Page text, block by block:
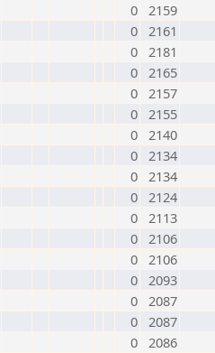
0 2159
0 2161
0 2181
0 2165
0 2157
0 2155
0 2140
0 2134
0 2134
0 2124
0 2113
0 2106
0 2106
0 2093
0 2087
0 2087
0 2086